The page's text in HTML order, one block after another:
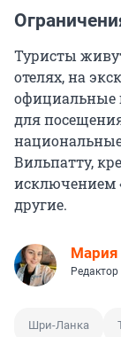
Туристы
отелях, на
официальные
для
Вильпатту,
исключением
другие.
Мария
Шри-Ланка